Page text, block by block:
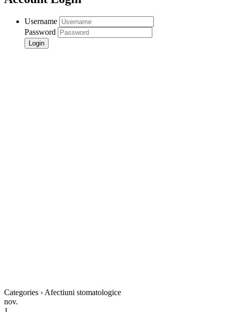
Username
Password
Categories › Afectiuni stomatologice
nov.